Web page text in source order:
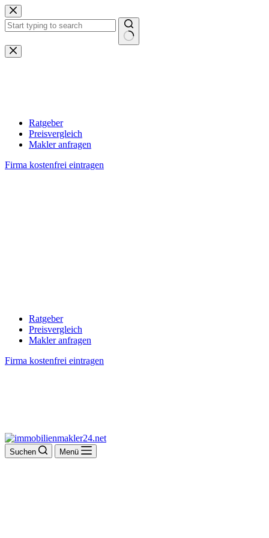
Zum
Inhalt
springen
Keine
Ergebnisse
Ratgeber
Preisvergleich
Makler anfragen
Firma kostenfrei eintragen
Ratgeber
Preisvergleich
Makler anfragen
Firma kostenfrei eintragen
Suchen Menü